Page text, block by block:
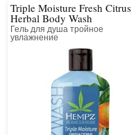
Triple Moisture Fresh Citrus
Herbal Body Wash
Гель для душа тройное
увлажнение